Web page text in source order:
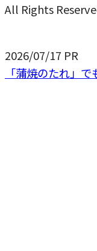
All Rights
2026/07/17 PR
「蒲焼のたれ」